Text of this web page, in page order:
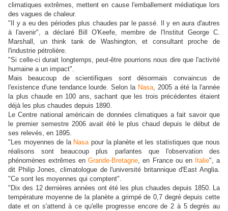
climatiques extrêmes, mettent en cause l'emballement médiatique lors
des vagues de chaleur.
"Il y a eu des périodes plus chaudes par le passé. Il y en aura d'autres
à l'avenir", a déclaré Bill O'Keefe, membre de l'Institut George C.
Marshall, un think tank de Washington, et consultant proche de
l'industrie pétrolière.
"Si celle-ci durait longtemps, peut-être pourrions nous dire que l'activité
humaine a un impact".
Mais beaucoup de scientifiques sont désormais convaincus de
l'existence d'une tendance lourde. Selon la Nasa, 2005 a été la l'année
la plus chaude en 100 ans, sachant que les trois précédentes étaient
déjà les plus chaudes depuis 1890.
Le Centre national américain de données climatiques a fait savoir que
le premier semestre 2006 avait été le plus chaud depuis le début de
ses relevés, en 1895.
"Les moyennes de la Nasapour la planète et les statistiques que nous
réalisons sont beaucoup plus parlantes que l'observation des
phénomènes extrêmes enGrande-Bretagne, en France ou en Italie", a
dit Philip Jones, climatologue de l'université britannique d'East Anglia.
"Ce sont les moyennes qui comptent".
"Dix des 12 dernières années ont été les plus chaudes depuis 1850. La
température moyenne de la planète a grimpé de 0,7 degré depuis cette
date et on s'attend à ce qu'elle progresse encore de 2 à 5 degrés au